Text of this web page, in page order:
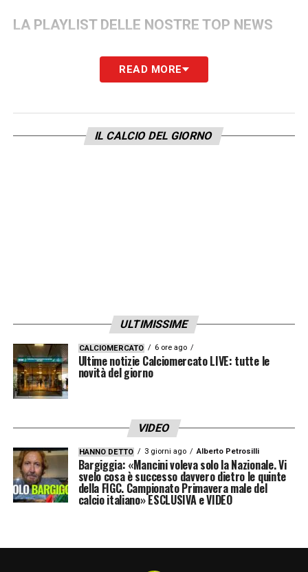
LA PLAYLIST DELLE NOSTRE TOP NEWS
READ MORE
IL CALCIO DEL GIORNO
ULTIMISSIME
CALCIOMERCATO 6 ore ago
Ultime notizie Calciomercato LIVE: tutte le
novità del giorno
VIDEO
HANNO DETTO 3 giorni ago Alberto Petrosilli
Bargiggia: «Mancini voleva solo la Nazionale. Vi
svelo cosa è successo davvero dietro le quinte
della FIGC. Campionato Primavera male del
calcio italiano» ESCLUSIVA e VIDEO